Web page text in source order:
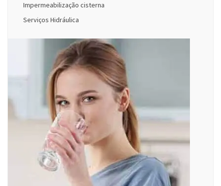
Impermeabilização cisterna
Serviços Hidráulica